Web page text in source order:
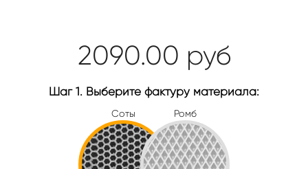
2090.00 руб
Шаг 1. Выберите фактуру материала:
Соты Ромб